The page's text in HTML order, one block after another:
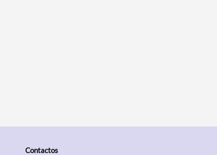
Contactos